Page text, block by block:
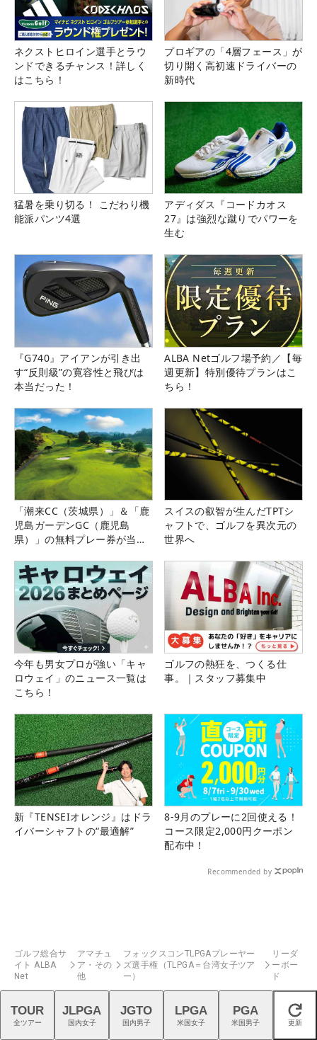
ネクストヒロイン選手とラウ
ンドできるチャンス！詳しく
はこちら！
プロギアの「4層フェース」が
切り開く高初速ドライバーの
新時代
猛暑を乗り切る！ こだわり機
能派パンツ4選
アディダス『コードカオス
27』は強烈な蹴りでパワーを
生む
『G740』アイアンが引き出
す“反則級”の寛容性と飛びは
本当だった！
ALBA Netゴルフ場予約／【毎
週更新】特別優待プランはこ
ちら！
「潮来CC（茨城県）」＆「鹿
児島ガーデンGC（鹿児島
県）」の無料プレー券が当た
スイスの叡智が生んだTPTシ
ャフトで、ゴルフを異次元の
世界へ
今年も男女プロが強い「キャ
ロウェイ」のニュース一覧は
こちら！
ゴルフの熱狂を、つくる仕
事。｜スタッフ募集中
新『TENSEIオレンジ』はドラ
イバーシャフトの“最適解”
8-9月のプレーに2回使える！
コース限定2,000円クーポン
配布中！
Recommended by
ゴルフ総合サ
イト ALBA
Net
アマチュ
ア・その
他
フォックスコンTLPGAプレーヤー
ズ選手権（TLPGA＝台湾女子ツア
ー）
リーダ
ーボー
ド
閉じる
TOUR
全ツアー
JLPGA
国内女子
JGTO
国内男子
LPGA
米国女子
PGA
米国男子 更新